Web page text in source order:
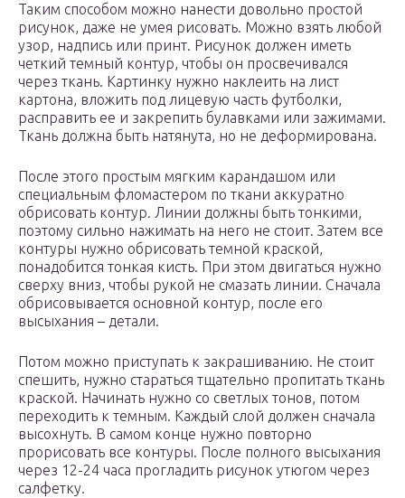
Таким способом можно нанести довольно простой
рисунок, даже не умея рисовать. Можно взять любой
узор, надпись или принт. Рисунок должен иметь
четкий темный контур, чтобы он просвечивался
через ткань. Картинку нужно наклеить на лист
картона, вложить под лицевую часть футболки,
расправить ее и закрепить булавками или зажимами.
Ткань должна быть натянута, но не деформирована.
После этого простым мягким карандашом или
специальным фломастером по ткани аккуратно
обрисовать контур. Линии должны быть тонкими,
поэтому сильно нажимать на него не стоит. Затем все
контуры нужно обрисовать темной краской,
понадобится тонкая кисть. При этом двигаться нужно
сверху вниз, чтобы рукой не смазать линии. Сначала
обрисовывается основной контур, после его
высыхания – детали.
Потом можно приступать к закрашиванию. Не стоит
спешить, нужно стараться тщательно пропитать ткань
краской. Начинать нужно со светлых тонов, потом
переходить к темным. Каждый слой должен сначала
высохнуть. В самом конце нужно повторно
прорисовать все контуры. После полного высыхания
через 12-24 часа прогладить рисунок утюгом через
салфетку.